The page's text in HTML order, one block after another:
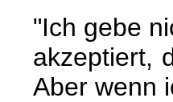
"Ich gebe
akzeptiert,
Aber wenn